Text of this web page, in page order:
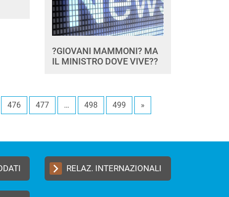
?GIOVANI MAMMONI? MA
IL MINISTRO DOVE VIVE??
476 477 … 498 499 »
RELAZ. INTERNAZIONALI